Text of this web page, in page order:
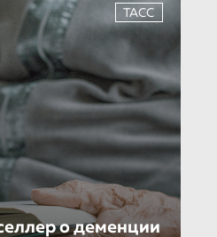
ТАСС
о деменции